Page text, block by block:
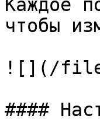
Каждое
чтобы
![](/
####